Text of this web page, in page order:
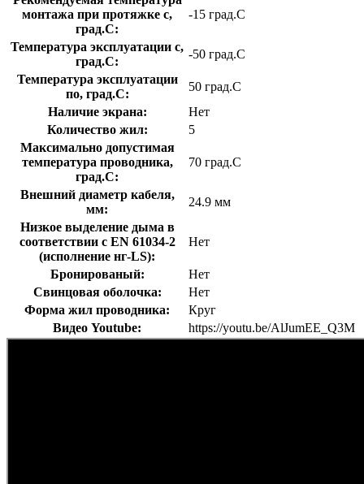
монтажа при протяжке с,
град.C:
-15 град.C
Температура эксплуатации с,
град.C:
-50 град.C
Температура эксплуатации
по, град.C:
50 град.C
Наличие экрана:
Нет
Количество жил:
5
Максимально допустимая
температура проводника,
град.C:
70 град.C
Внешний диаметр кабеля,
мм:
24.9 мм
Низкое выделение дыма в
соответствии с EN 61034-2
(исполнение нг-LS):
Нет
Бронированый:
Нет
Свинцовая оболочка:
Нет
Форма жил проводника:
Круг
Видео Youtube:
https://youtu.be/AlJumEE_Q3M